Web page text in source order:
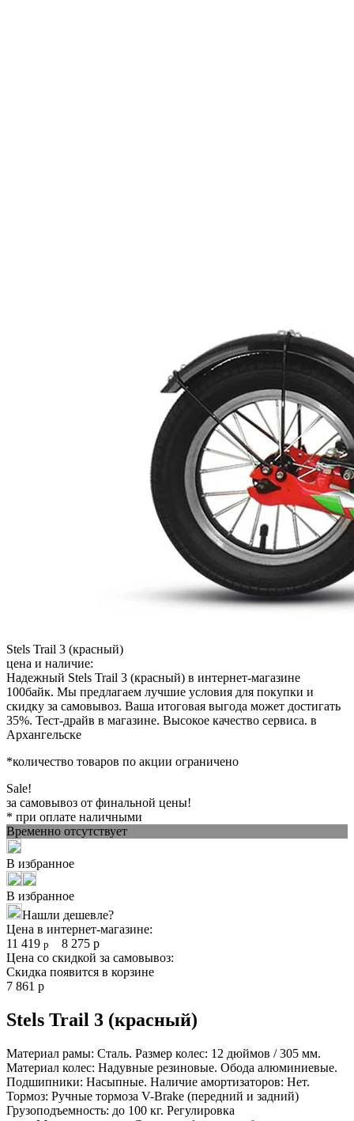
Stels Trail 3 (красный)
цена и наличие:
Надежный Stels Trail 3 (красный) в интернет-магазине
100байк. Мы предлагаем лучшие условия для покупки и
скидку за самовывоз. Ваша итоговая выгода может достигать
35%. Тест-драйв в магазине. Высокое качество сервиса. в
Архангельске
*количество товаров по акции ограничено
Sale!
за самовывоз от финальной цены!
* при оплате наличными
Временно отсутствует
В избранное
В избранное
Нашли дешевле?
Цена в интернет-магазине:
11 419 р 8 275 р
Цена со скидкой за самовывоз:
Скидка появится в корзине
7 861 р
Stels Trail 3 (красный)
Материал рамы: Сталь. Размер колес: 12 дюймов / 305 мм.
Материал колес: Надувные резиновые. Обода алюминиевые.
Подшипники: Насыпные. Наличие амортизаторов: Нет.
Тормоз: Ручные тормоза V-Brake (передний и задний)
Грузоподъемность: до 100 кг. Регулировка